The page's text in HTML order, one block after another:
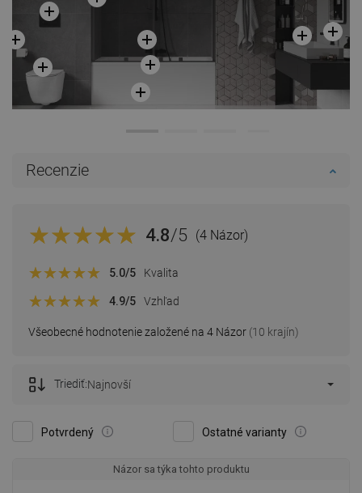
Recenzie
4.8/5 (4 Názor)
Všeobecné hodnotenie založené na 4 Názor (10 krajín)
5.0/5 Kvalita
4.9/5 Vzhľad
Potvrdený Ostatné varianty
Triediť:Najnovší
Názor sa týka tohto produktu